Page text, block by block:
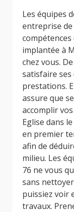
Les équipes
entreprise
implantée à
chez vous.
satisfaire
prestations.
assure que
accomplir
Eglise dans
en premier
afin de
milieu. Les
76 ne vous
sans
puissiez voir
travaux.